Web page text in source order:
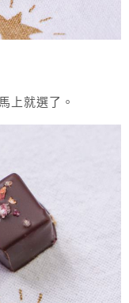
上就選了。